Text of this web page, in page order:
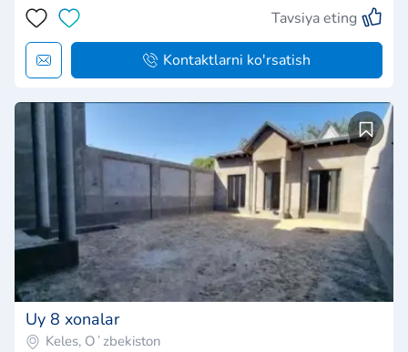
Tavsiya eting
Kontaktlarni ko'rsatish
Uy 8 xonalar
Keles, Oʻzbekiston